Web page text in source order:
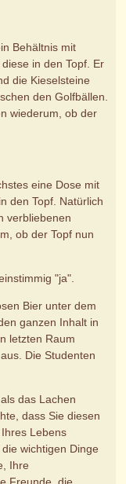
Behältnis mit
in den Topf. Er
die Kieselsteine
den Golfbällen.
wiederum, ob der
eine Dose mit
den Topf. Natürlich
verbliebenen
ob der Topf nun
"ja".
Bier unter dem
ganzen Inhalt in
letzten Raum
Die Studenten
das Lachen
dass Sie diesen
Lebens
wichtigen Dinge
Ihre